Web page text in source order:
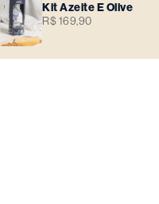
Kit Azeite E Olive
R$ 169,90